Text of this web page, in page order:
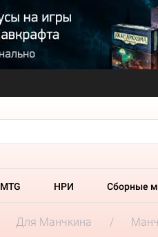
MTG НРИ Сборные
Для Манчкина